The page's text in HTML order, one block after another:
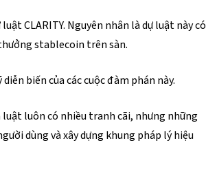
CLARITY. Nguyên nhân là dự luật này có
stablecoin trên sàn.
biến của các cuộc đàm phán này.
luôn có nhiều tranh cãi, nhưng những
dùng và xây dựng khung pháp lý hiệu